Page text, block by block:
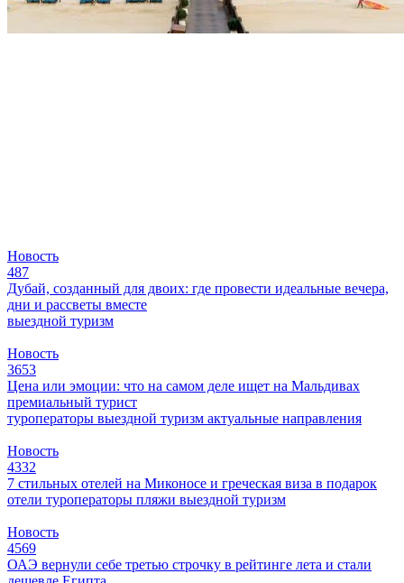
Новость
487
Дубай, созданный для двоих: где провести идеальные вечера,
дни и рассветы вместе
выездной туризм
Новость
3653
Цена или эмоции: что на самом деле ищет на Мальдивах
премиальный турист
туроператоры выездной туризм актуальные направления
Новость
4332
7 стильных отелей на Миконосе и греческая виза в подарок
отели туроператоры пляжи выездной туризм
Новость
4569
ОАЭ вернули себе третью строчку в рейтинге лета и стали